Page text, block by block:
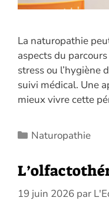
La naturopathie
aspects du
stress ou l’hygiène
suivi médical. Une
mieux vivre cette
Catégories
Naturopathie
19 juin 2026 par